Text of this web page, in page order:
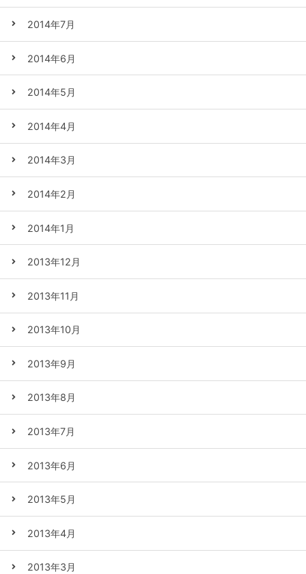
2014年7月
2014年6月
2014年5月
2014年4月
2014年3月
2014年2月
2014年1月
2013年12月
2013年11月
2013年10月
2013年9月
2013年8月
2013年7月
2013年6月
2013年5月
2013年4月
2013年3月